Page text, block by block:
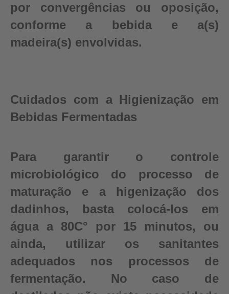
por convergências ou oposição,
conforme a bebida e a(s)
madeira(s) envolvidas.
Cuidados com a Higienização em
Bebidas Fermentadas
Para garantir o controle
microbiológico do processo de
maturação e a higenização dos
dadinhos, basta colocá-los em
água a 80C° por 15 minutos, ou
ainda, utilizar os sanitantes
adequados nos processos de
fermentação. No caso de